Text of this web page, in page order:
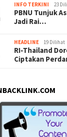
INFO TERKINI 23
PBNU Tunjuk
Jadi Rai…
HEADLINE 19 Dilihat
RI-Thailand
Ciptakan